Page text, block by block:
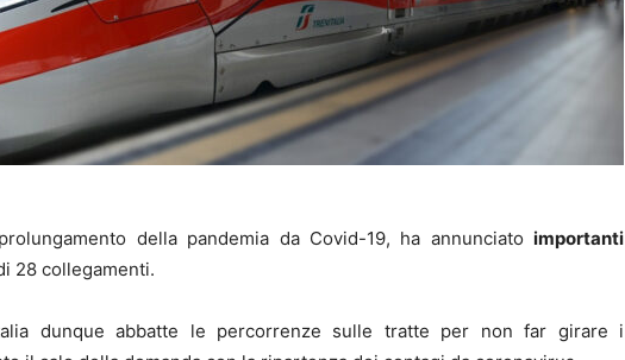
della pandemia da Covid-19, ha annunciato importanti
28 collegamenti.
dunque abbatte le percorrenze sulle tratte per non far girare i